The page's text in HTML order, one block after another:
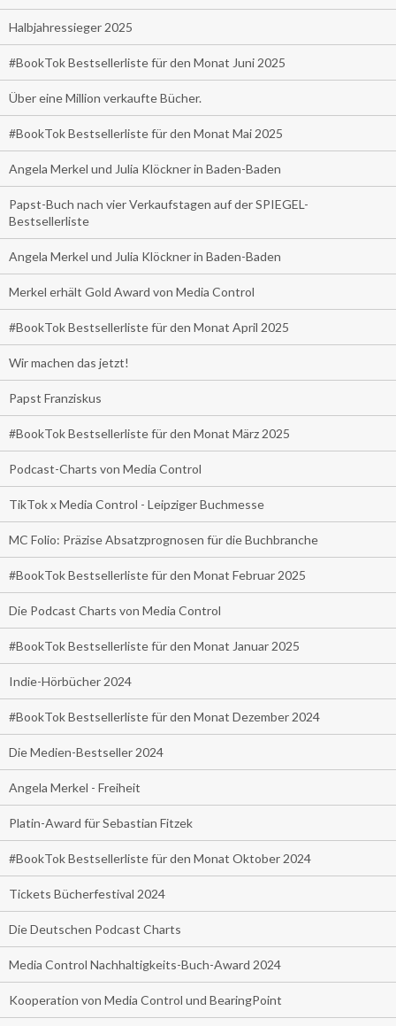
Halbjahressieger 2025
#BookTok Bestsellerliste für den Monat Juni 2025
Über eine Million verkaufte Bücher.
#BookTok Bestsellerliste für den Monat Mai 2025
Angela Merkel und Julia Klöckner in Baden-Baden
Papst-Buch nach vier Verkaufstagen auf der SPIEGEL-
Bestsellerliste
Angela Merkel und Julia Klöckner in Baden-Baden
Merkel erhält Gold Award von Media Control
#BookTok Bestsellerliste für den Monat April 2025
Wir machen das jetzt!
Papst Franziskus
#BookTok Bestsellerliste für den Monat März 2025
Podcast-Charts von Media Control
TikTok x Media Control - Leipziger Buchmesse
MC Folio: Präzise Absatzprognosen für die Buchbranche
#BookTok Bestsellerliste für den Monat Februar 2025
Die Podcast Charts von Media Control
#BookTok Bestsellerliste für den Monat Januar 2025
Indie-Hörbücher 2024
#BookTok Bestsellerliste für den Monat Dezember 2024
Die Medien-Bestseller 2024
Angela Merkel - Freiheit
Platin-Award für Sebastian Fitzek
#BookTok Bestsellerliste für den Monat Oktober 2024
Tickets Bücherfestival 2024
Die Deutschen Podcast Charts
Media Control Nachhaltigkeits-Buch-Award 2024
Kooperation von Media Control und BearingPoint